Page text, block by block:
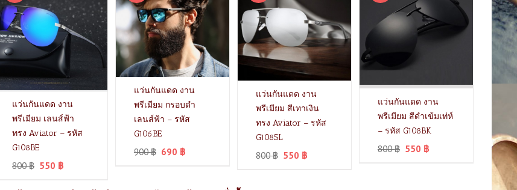
แว่นกันแดด งาน
พรีเมียม เลนส์ฟ้า
ทรง Aviator – รหัส
G108BE
800฿ 550 ฿
แว่นกันแดด งาน
พรีเมียม กรอบดำ
เลนส์ฟ้า – รหัส
G106BE
900฿ 690 ฿
แว่นกันแดด งาน
พรีเมียม สีเทาเงิน
ทรง Aviator – รหัส
G108SL
800฿ 550 ฿
แว่นกันแดด งาน
พรีเมียม สีดำเข้มเท่ห์
– รหัส G108BK
800฿ 550 ฿